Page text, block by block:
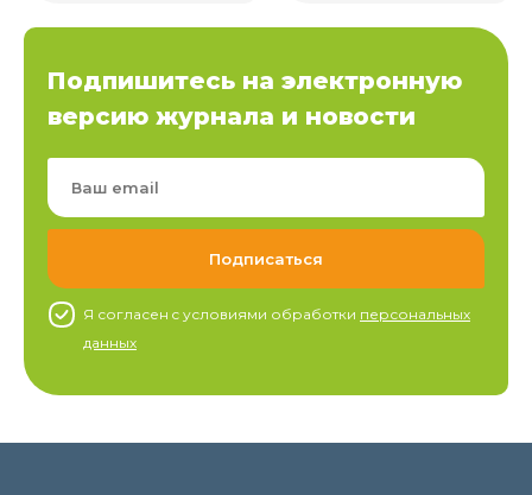
Подпишитесь на электронную
версию журнала и новости
Я согласен c условиями обработки персональных
данных